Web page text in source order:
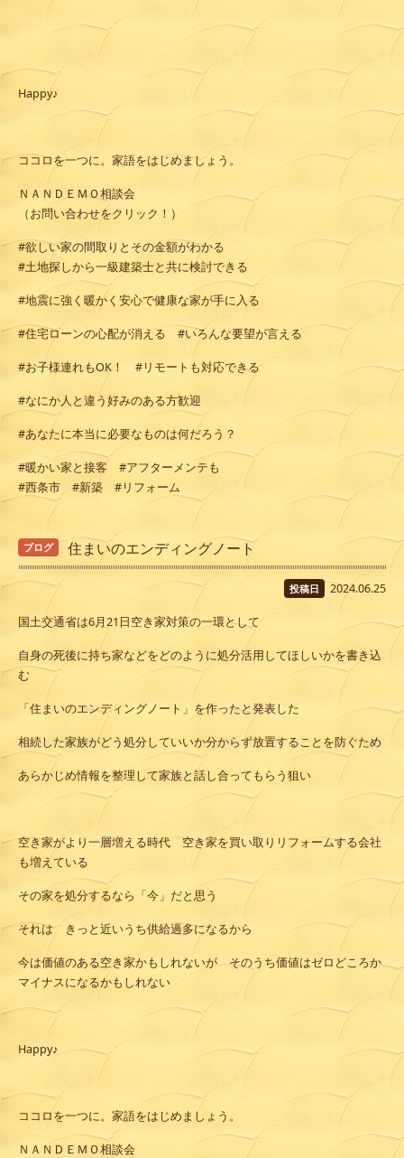
Happy♪
ココロを一つに。家語をはじめましょう。
ＮＡＮＤＥＭＯ相談会
（お問い合わせをクリック！）
#欲しい家の間取りとその金額がわかる
#土地探しから一級建築士と共に検討できる
#地震に強く暖かく安心で健康な家が手に入る
#住宅ローンの心配が消える #いろんな要望が言える
#お子様連れもOK！ #リモートも対応できる
#なにか人と違う好みのある方歓迎
#あなたに本当に必要なものは何だろう？
#暖かい家と接客 #アフターメンテも
#西条市 #新築 #リフォーム
ブログ 住まいのエンディングノート
投稿日 2024.06.25
国土交通省は6月21日空き家対策の一環として
自身の死後に持ち家などをどのように処分活用してほしいかを書き込
む
「住まいのエンディングノート」を作ったと発表した
相続した家族がどう処分していいか分からず放置することを防ぐため
あらかじめ情報を整理して家族と話し合ってもらう狙い
空き家がより一層増える時代 空き家を買い取りリフォームする会社
も増えている
その家を処分するなら「今」だと思う
それは きっと近いうち供給過多になるから
今は価値のある空き家かもしれないが そのうち価値はゼロどころか
マイナスになるかもしれない
Happy♪
ココロを一つに。家語をはじめましょう。
ＮＡＮＤＥＭＯ相談会